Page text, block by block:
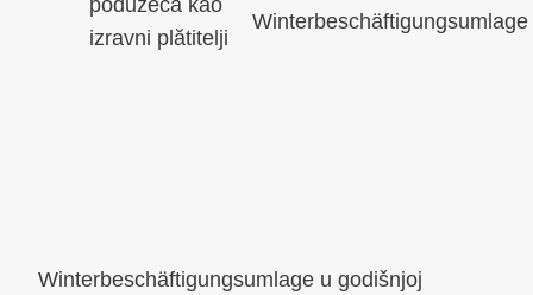
poduzeća kao
izravni plătitelji
Winterbeschäftigungsumlage
Winterbeschäftigungsumlage u godišnjoj